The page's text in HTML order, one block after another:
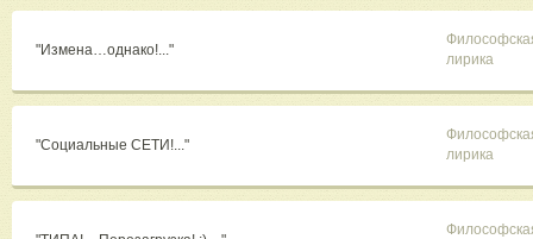
"Измена…однако!..."
лирика
"Социальные СЕТИ!..."
лирика